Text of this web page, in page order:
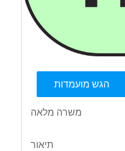
הגש מועמדות
משרה מלאה
תיאור